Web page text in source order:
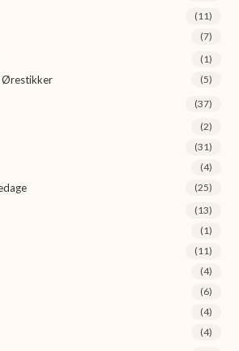
(11)
(7)
(1)
Ørestikker (5)
(37)
(2)
(31)
(4)
(25)
(13)
(1)
(11)
(4)
(6)
(4)
(4)